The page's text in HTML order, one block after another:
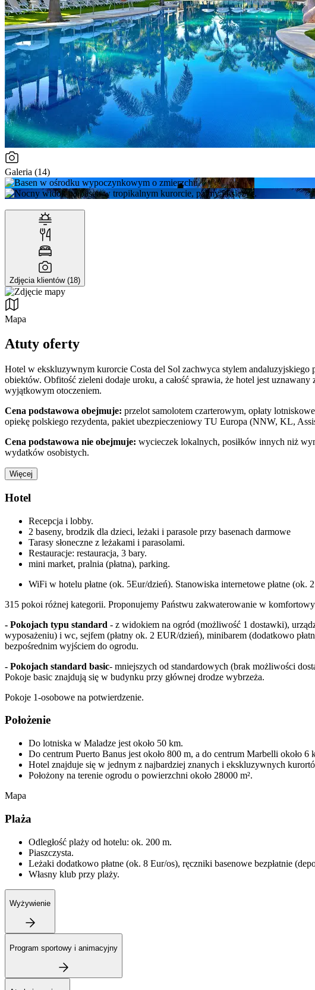
Galeria (14)
Zdjęcia klientów (18)
Mapa
Atuty oferty
Hotel w ekskluzywnym kurorcie Costa del Sol zachwyca stylem
obiektów. Obfitość zieleni dodaje uroku, a całość sprawia, że hotel jest
wyjątkowym otoczeniem.
Cena podstawowa obejmuje: przelot samolotem czarterowym, opłaty
opiekę polskiego rezydenta, pakiet ubezpieczeniowy TU Europa (NNW, KL,
Cena podstawowa nie obejmuje: wycieczek lokalnych, posiłków innych niż
wydatków osobistych.
Więcej
Hotel
Recepcja i lobby.
2 baseny, brodzik dla dzieci, leżaki i parasole przy basenach darmowe
Tarasy słoneczne z leżakami i parasolami.
Restauracje: restauracja, 3 bary.
mini market, pralnia (płatna), parking.
WiFi w hotelu płatne (ok. 5Eur/dzień). Stanowiska internetowe płatne (ok.
315 pokoi różnej kategorii. Proponujemy Państwu zakwaterowanie w
- Pokojach typu standard - z widokiem na ogród (możliwość 1 dostawki),
wyposażeniu) i wc, sejfem (płatny ok. 2 EUR/dzień), minibarem (dodatkowo
bezpośrednim wyjściem do ogrodu.
- Pokojach standard basic- mniejszych od standardowych (brak możliwości
Pokoje basic znajdują się w budynku przy głównej drodze wybrzeża.
Pokoje 1-osobowe na potwierdzenie.
Położenie
Do lotniska w Maladze jest około 50 km.
Do centrum Puerto Banus jest około 800 m, a do centrum Marbelli około 6
Hotel znajduje się w jednym z najbardziej znanych i ekskluzywnych
Położony na terenie ogrodu o powierzchni około 28000 m².
Mapa
Plaża
Odległość plaży od hotelu: ok. 200 m.
Piaszczysta.
Leżaki dodatkowo płatne (ok. 8 Eur/os), ręczniki basenowe bezpłatnie
Własny klub przy plaży.
Wyżywienie
Program sportowy i animacyjny